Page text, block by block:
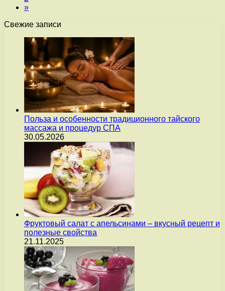
»
Свежие записи
Польза и особенности традиционного тайского
массажа и процедур СПА
30.05.2026
Фруктовый салат с апельсинами – вкусный рецепт и
полезные свойства
21.11.2025